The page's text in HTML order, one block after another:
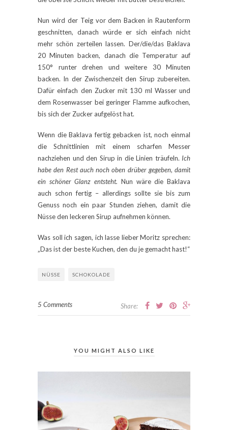
Nun wird der Teig vor dem Backen in Rautenform
geschnitten, danach würde er sich einfach nicht
mehr schön zerteilen lassen. Der/die/das Baklava
20 Minuten backen, danach die Temperatur auf
150° runter drehen und weitere 30 Minuten
backen. In der Zwischenzeit den Sirup zubereiten.
Dafür einfach den Zucker mit 130 ml Wasser und
dem Rosenwasser bei geringer Flamme aufkochen,
bis sich der Zucker aufgelöst hat.
Wenn die Baklava fertig gebacken ist, noch einmal
die Schnittlinien mit einem scharfen Messer
nachziehen und den Sirup in die Linien träufeln. Ich
habe den Rest auch noch oben drüber gegeben, damit
ein schöner Glanz entsteht. Nun wäre die Baklava
auch schon fertig – allerdings sollte sie bis zum
Genuss noch ein paar Stunden ziehen, damit die
Nüsse den leckeren Sirup aufnehmen können.
Was soll ich sagen, ich lasse lieber Moritz sprechen:
„Das ist der beste Kuchen, den du je gemacht hast!“
NÜSSE SCHOKOLADE
5 Comments Share:
YOU MIGHT ALSO LIKE